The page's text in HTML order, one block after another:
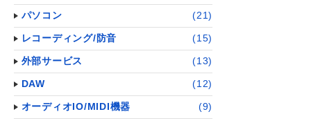
パソコン (21)
レコーディング/防音 (15)
外部サービス (13)
DAW (12)
オーディオIO/MIDI機器 (9)